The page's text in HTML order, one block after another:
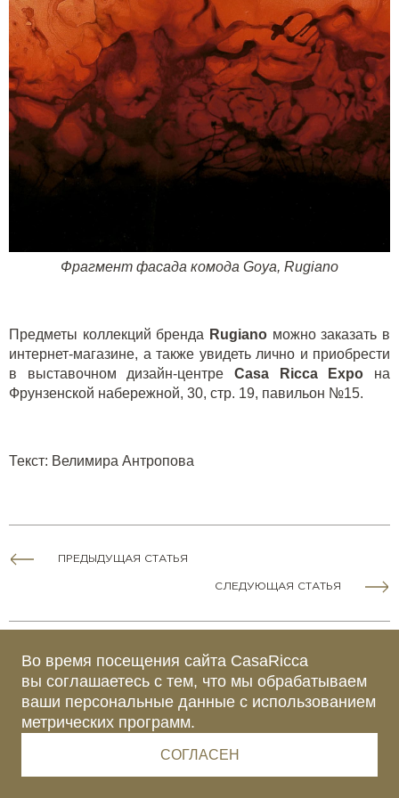
Фрагмент фасада комода Goya, Rugiano
Предметы коллекций бренда Rugiano можно заказать в
интернет-магазине, а также увидеть лично и приобрести
в выставочном дизайн-центре Casa Ricca Expo
на
Фрунзенской набережной, 30, стр. 19, павильон №15.
Текст: Велимира Антропова
ПРЕДЫДУЩАЯ СТАТЬЯ
СЛЕДУЮЩАЯ СТАТЬЯ
Во время посещения сайта CasaRicca
вы соглашаетесь с тем, что мы обрабатываем
ваши персональные данные с использованием
метрических программ.
СОГЛАСЕН
БОЛЕЕ 100 000 ЧЕЛОВЕК УЖЕ
СЛЕДЯТ ЗА НАМИ